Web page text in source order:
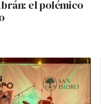
el polémico